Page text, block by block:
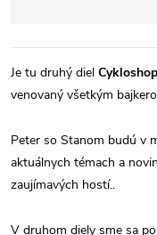
Je tu druhý diel
venovaný všetkým
Peter so Stanom budú v
aktuálnych témach a
zaujímavých hostí..
V druhom diely sme sa